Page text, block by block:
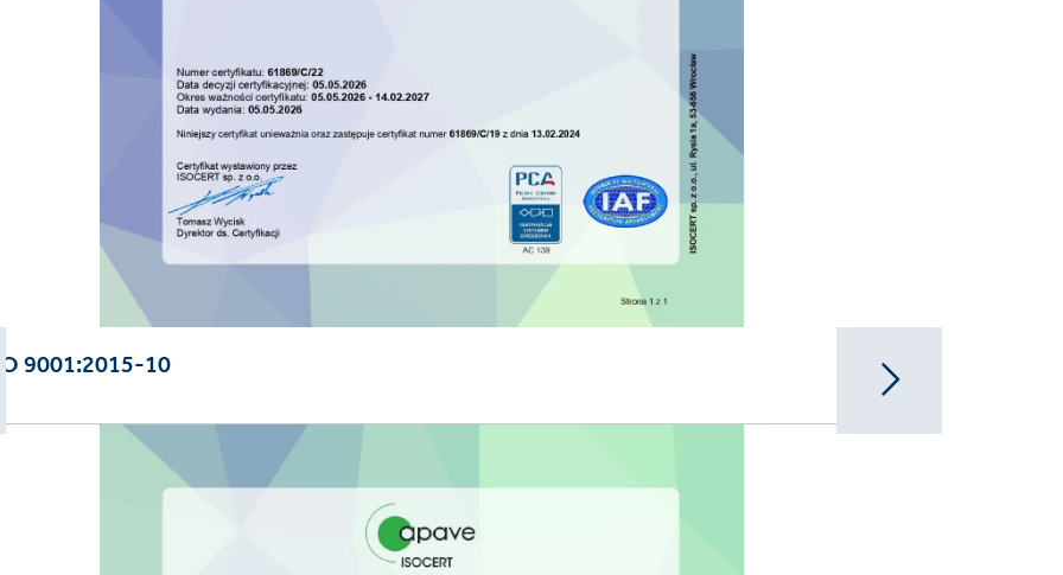
9001:2015-10